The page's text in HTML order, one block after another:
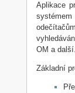
Aplikace
OM a další.
Základní